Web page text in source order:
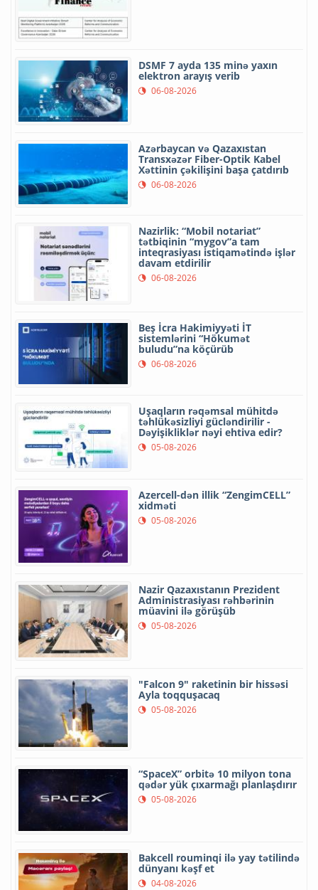
DSMF 7 ayda 135 minə yaxın
elektron arayış verib
06-08-2026
Azərbaycan və Qazaxıstan
Transxəzər Fiber-Optik Kabel
Xəttinin çəkilişini başa çatdırıb
06-08-2026
Nazirlik: “Mobil notariat”
tətbiqinin “mygov”a tam
inteqrasiyası istiqamətində işlər
davam etdirilir
06-08-2026
Beş İcra Hakimiyyəti İT
sistemlərini “Hökumət
buludu”na köçürüb
06-08-2026
Uşaqların rəqəmsal mühitdə
təhlükəsizliyi gücləndirilir -
Dəyişikliklər nəyi ehtiva edir?
05-08-2026
Azercell-dən illik “ZengimCELL”
xidməti
05-08-2026
Nazir Qazaxıstanın Prezident
Administrasiyası rəhbərinin
müavini ilə görüşüb
05-08-2026
"Falcon 9" raketinin bir hissəsi
Ayla toqquşacaq
05-08-2026
“SpaceX” orbitə 10 milyon tona
qədər yük çıxarmağı planlaşdırır
05-08-2026
Bakcell rouminqi ilə yay tətilində
dünyanı kəşf et
04-08-2026